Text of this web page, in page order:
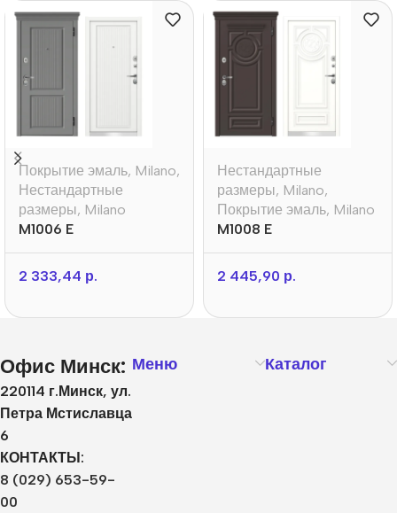
Покрытие эмаль, Milano,
Нестандартные
размеры, Milano
M1006 E
2 333,44 р.
Нестандартные
размеры, Milano,
Покрытие эмаль, Milano
M1008 E
2 445,90 р.
Офис Минск:
220114 г.Минск, ул.
Петра Мстиславца
6
КОНТАКТЫ:
8 (029) 653-59-
00
Меню Каталог